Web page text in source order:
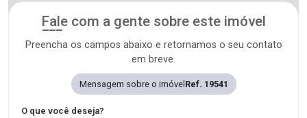
Fale com a gente sobre este imóvel
Preencha os campos abaixo e retornamos o seu contato
em breve.
Mensagem sobre o imóvel Ref. 19541
O que você deseja?